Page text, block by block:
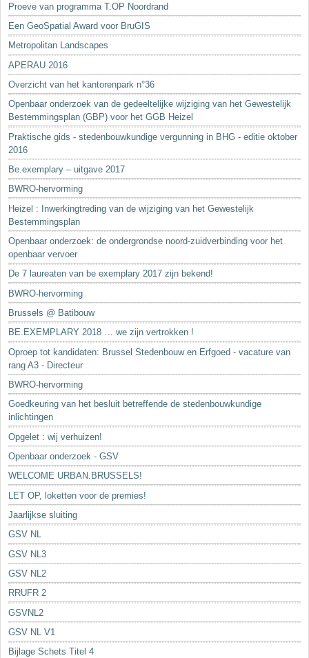
Proeve van programma T.OP Noordrand
Een GeoSpatial Award voor BruGIS
Metropolitan Landscapes
APERAU 2016
Overzicht van het kantorenpark n°36
Openbaar onderzoek van de gedeeltelijke wijziging van het Gewestelijk
Bestemmingsplan (GBP) voor het GGB Heizel
Praktische gids - stedenbouwkundige vergunning in BHG - editie oktober
2016
Be.exemplary – uitgave 2017
BWRO-hervorming
Heizel : Inwerkingtreding van de wijziging van het Gewestelijk
Bestemmingsplan
Openbaar onderzoek: de ondergrondse noord-zuidverbinding voor het
openbaar vervoer
De 7 laureaten van be exemplary 2017 zijn bekend!
BWRO-hervorming
Brussels @ Batibouw
BE.EXEMPLARY 2018 … we zijn vertrokken !
Oproep tot kandidaten: Brussel Stedenbouw en Erfgoed - vacature van
rang A3 - Directeur
BWRO-hervorming
Goedkeuring van het besluit betreffende de stedenbouwkundige
inlichtingen
Opgelet : wij verhuizen!
Openbaar onderzoek - GSV
WELCOME URBAN.BRUSSELS!
LET OP, loketten voor de premies!
Jaarlijkse sluiting
GSV NL
GSV NL3
GSV NL2
RRUFR 2
GSVNL2
GSV NL V1
Bijlage Schets Titel 4